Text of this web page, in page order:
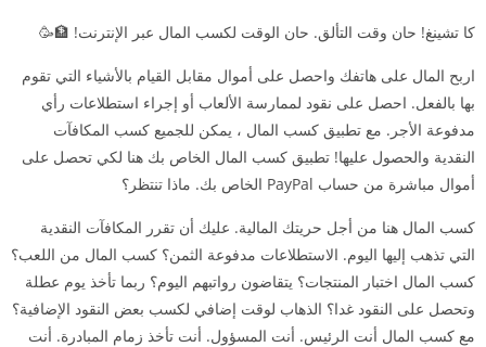
كا تشينغ! حان وقت التألق. حان الوقت لكسب المال عبر الإنترنت! 🏦🥳
اربح المال على هاتفك واحصل على أموال مقابل القيام بالأشياء التي تقوم
بها بالفعل. احصل على نقود لممارسة الألعاب أو إجراء استطلاعات رأي
مدفوعة الأجر. مع تطبيق كسب المال ، يمكن للجميع كسب المكافآت
النقدية والحصول عليها! تطبيق كسب المال الخاص بك هنا لكي تحصل على
أموال مباشرة من حساب PayPal الخاص بك. ماذا تنتظر؟
كسب المال هنا من أجل حريتك المالية. عليك أن تقرر المكافآت النقدية
التي تذهب إليها اليوم. الاستطلاعات مدفوعة الثمن؟ كسب المال من اللعب؟
كسب المال اختبار المنتجات؟ يتقاضون رواتبهم اليوم؟ ربما تأخذ يوم عطلة
وتحصل على النقود غدا؟ الذهاب لوقت إضافي لكسب بعض النقود الإضافية؟
مع كسب المال أنت الرئيس. أنت المسؤول. أنت تأخذ زمام المبادرة. أنت